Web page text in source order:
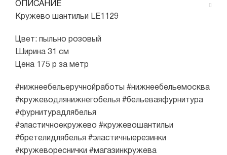
ОПИСАНИЕ
Кружево шантильи LE1129
Цвет: пыльно розовый
Ширина 31 см
Цена 175 р за метр
#нижнеебельеручнойработы #нижнеебельемосква
#кружеводлянижнегобелья #бельеваяфурнитура
#фурнитурадлябелья
#эластичноекружево #кружевошантильи
#бретелидлябелья #эластичныерезинки
#кружевореснички #магазинкружева